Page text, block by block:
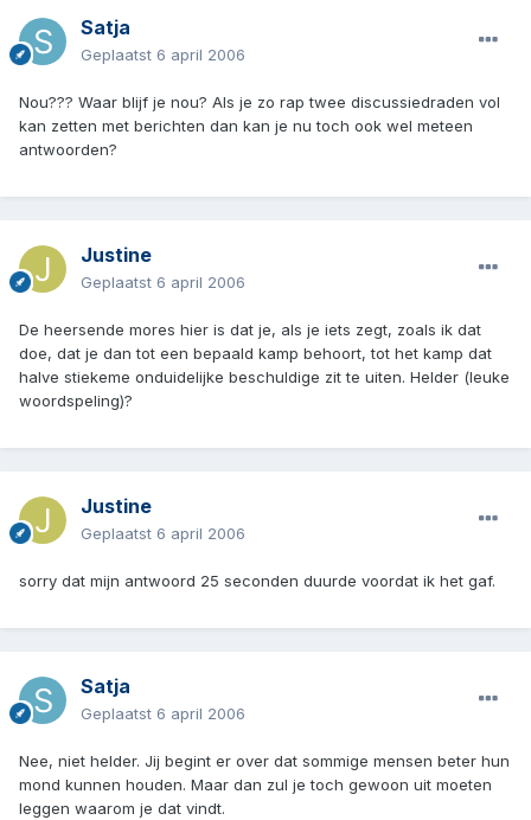
Satja
Geplaatst 6 april 2006
Nou??? Waar blijf je nou? Als je zo rap twee discussiedraden vol
kan zetten met berichten dan kan je nu toch ook wel meteen
antwoorden?
Justine
Geplaatst 6 april 2006
De heersende mores hier is dat je, als je iets zegt, zoals ik dat
doe, dat je dan tot een bepaald kamp behoort, tot het kamp dat
halve stiekeme onduidelijke beschuldige zit te uiten. Helder (leuke
woordspeling)?
Justine
Geplaatst 6 april 2006
sorry dat mijn antwoord 25 seconden duurde voordat ik het gaf.
Satja
Geplaatst 6 april 2006
Nee, niet helder. Jij begint er over dat sommige mensen beter hun
mond kunnen houden. Maar dan zul je toch gewoon uit moeten
leggen waarom je dat vindt.